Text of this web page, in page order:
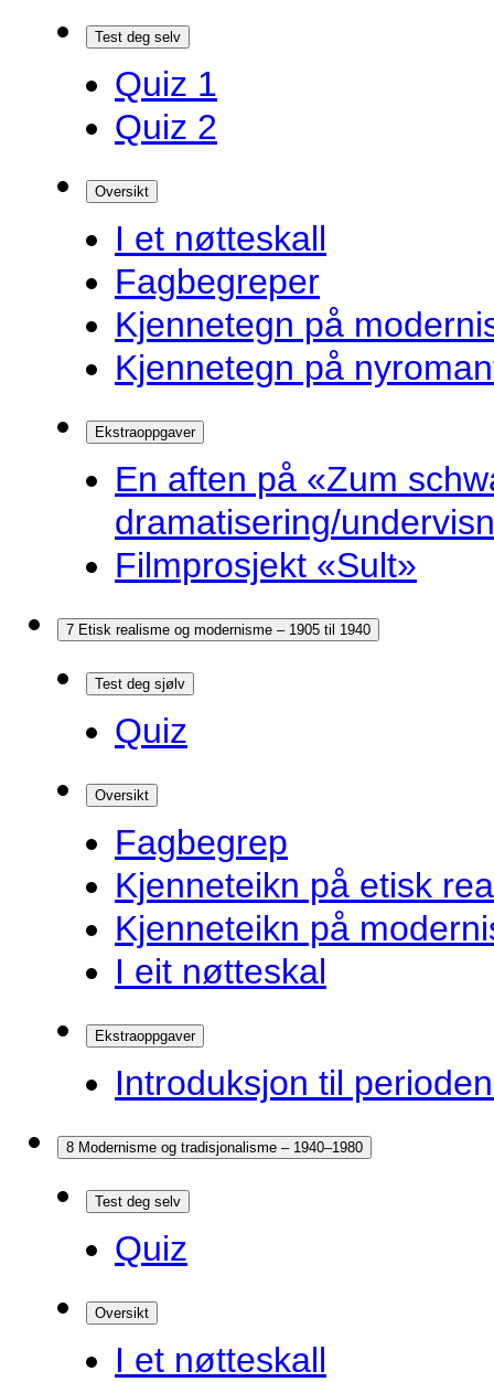
Test deg selv
Quiz 1
Quiz 2
Oversikt
I et nøtteskall
Fagbegreper
Kjennetegn på
Kjennetegn på
Ekstraoppgaver
En aften på «Zum
dramatisering/
Filmprosjekt «Sult»
7 Etisk realisme og modernisme – 1905 til 1940
Test deg sjølv
Quiz
Oversikt
Fagbegrep
Kjenneteikn på etisk
Kjenneteikn på
I eit nøtteskal
Ekstraoppgaver
Introduksjon til
8 Modernisme og tradisjonalisme – 1940–1980
Test deg selv
Quiz
Oversikt
I et nøtteskall